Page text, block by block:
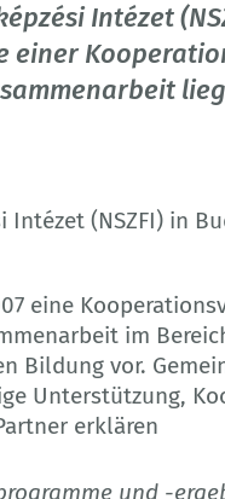
Intézet
einer
Intézet (NSZFI) in
eine
im
Bildung vor.
Unterstützung,
erklären
und -